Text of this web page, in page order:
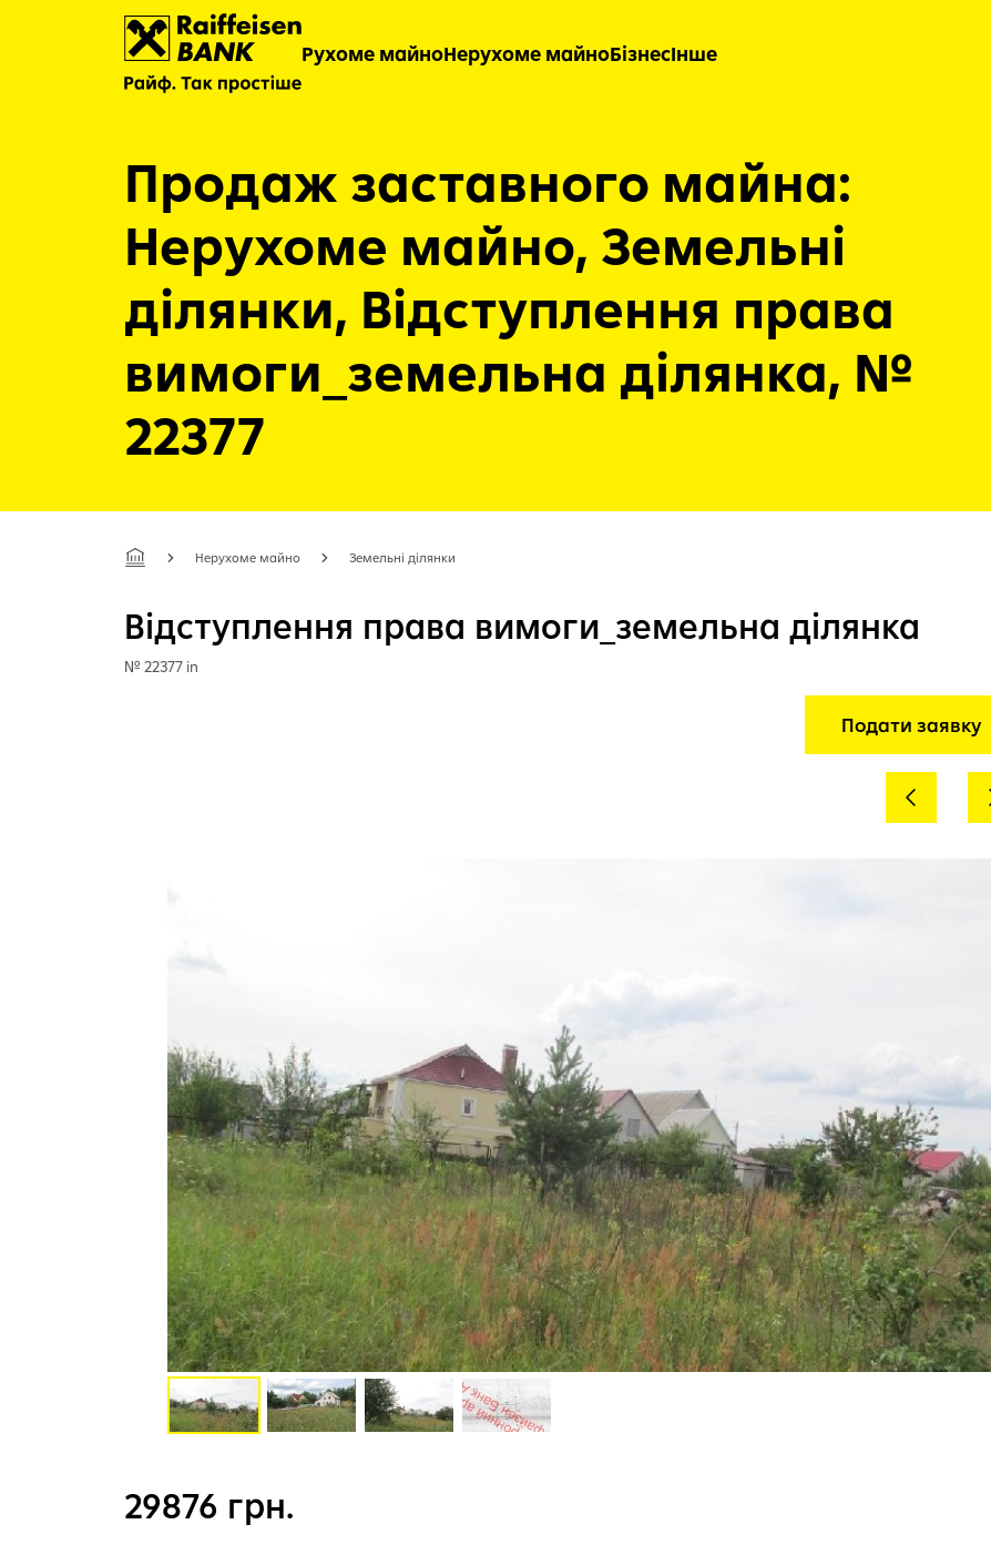
Рухоме майноНерухоме майноБізнесІнше
Продаж заставного майна:
Нерухоме майно, Земельні
ділянки, Відступлення права
вимоги_земельна ділянка, №
22377
Нерухоме майно Земельні ділянки
Відступлення права вимоги_земельна ділянка
№ 22377 in
Подати заявку
Previous
29876 грн.